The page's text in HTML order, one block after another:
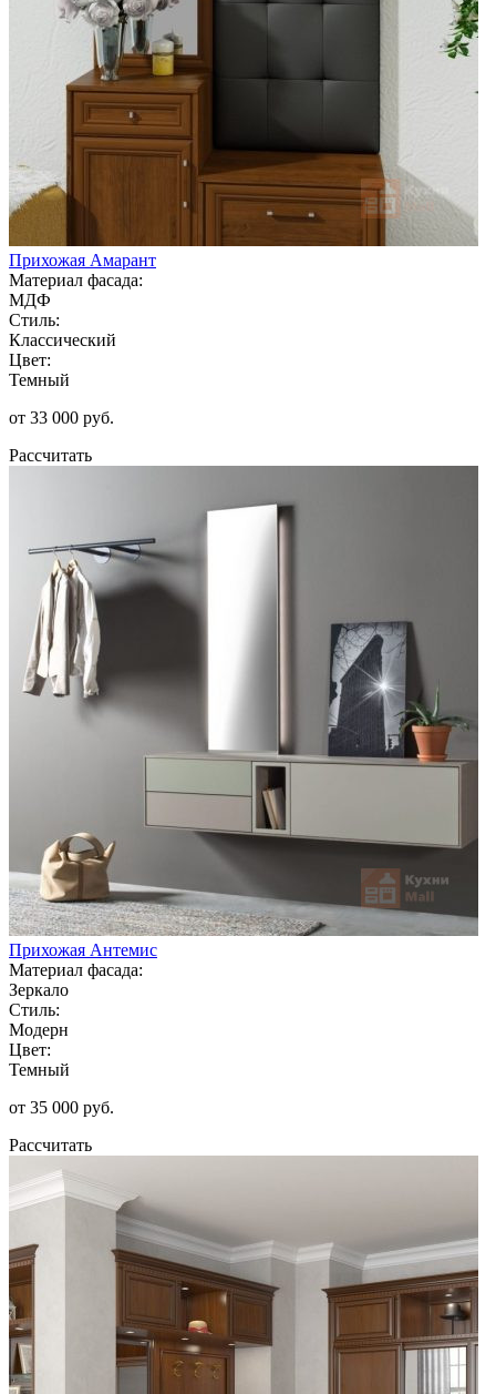
Прихожая Амарант
Материал фасада:
МДФ
Стиль:
Классический
Цвет:
Темный
от 33 000 руб.
Рассчитать
Прихожая Антемис
Материал фасада:
Зеркало
Стиль:
Модерн
Цвет:
Темный
от 35 000 руб.
Рассчитать